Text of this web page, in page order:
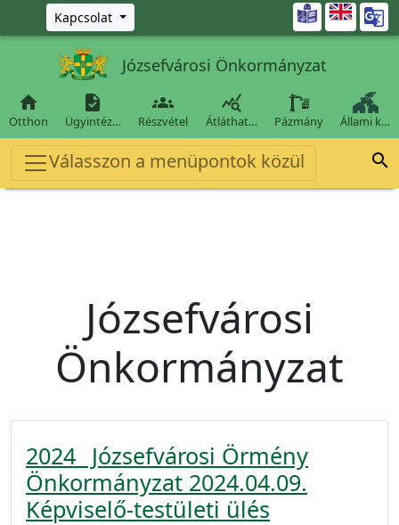
Ugrás a fő tartalomra
Kapcsolat 
Józsefvárosi Önkormányzat

Otthon

Ügyintéz…

Részvétel

Átláthat… Pázmány Állami k…
Válasszon a menüpontok közül 
Józsefvárosi
Önkormányzat
2024_ Józsefvárosi Örmény
Önkormányzat 2024.04.09.
Képviselő-testületi ülés